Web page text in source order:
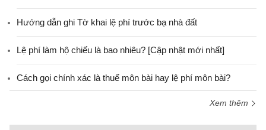
Hướng dẫn ghi Tờ khai lệ phí trước bạ nhà đất
Lệ phí làm hộ chiếu là bao nhiêu? [Cập nhật mới nhất]
Cách gọi chính xác là thuế môn bài hay lệ phí môn bài?
Xem thêm